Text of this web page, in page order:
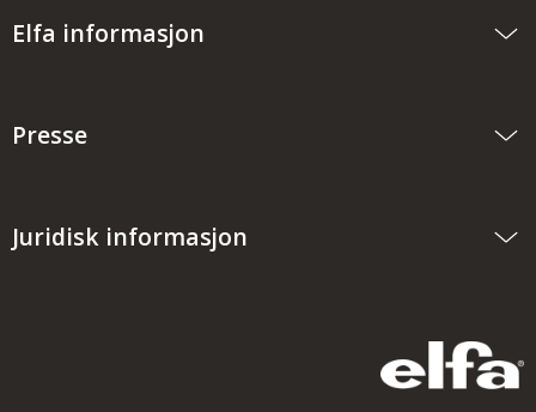
Elfa informasjon
Presse
Juridisk informasjon